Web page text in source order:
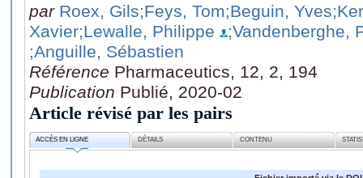
par Roex, Gils;Feys, Tom;Beguin, Yves
Xavier;Lewalle, Philippe
;Vandenberghe,
;Anguille, Sébastien
Référence Pharmaceutics, 12, 2, 194
Publication Publié, 2020-02
Article révisé par les pairs
ACCÈS EN LIGNE DÉTAILS CONTENU